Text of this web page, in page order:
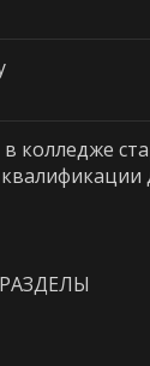
в колледже